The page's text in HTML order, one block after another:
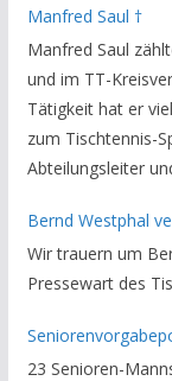
Manfred Saul †
Manfred Saul
und im TT-
Tätigkeit hat er
zum Tischtennis-
Abteilungsleiter
Helmstedt
Vorsitzender des
stillen
Bernd Westphal
Wir trauern um
Pressewart des
23 Senioren-